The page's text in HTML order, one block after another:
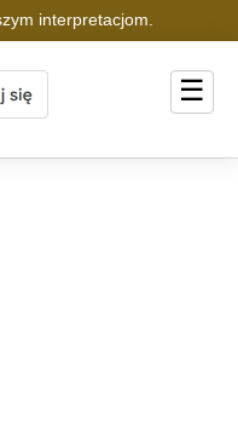
interpretacjom.
☰